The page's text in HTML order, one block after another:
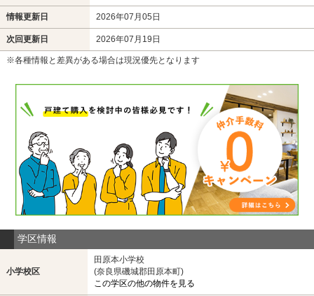
情報更新日 2026年07月05日
次回更新日 2026年07月19日
※各種情報と差異がある場合は現況優先となります
学区情報
小学校区
田原本小学校
(奈良県磯城郡田原本町)
この学区の他の物件を見る